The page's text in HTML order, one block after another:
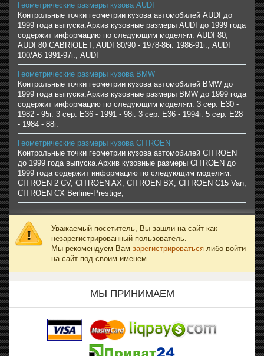
Геометрические размеры кузова AUDI
Контрольные точки геометрии кузова автомобилей AUDI до
1999 года выпуска.Архив кузовные размеры AUDI до 1999 года
содержит информацию по следующим моделям: AUDI 80,
AUDI 80 CABRIOLET, AUDI 80/90 - 1978-86г. 1986-91г., AUDI
100/A6 1991-97г., AUDI
Геометрические размеры кузова BMW
Контрольные точки геометрии кузова автомобилей BMW до
1999 года выпуска.Архив кузовные размеры BMW до 1999 года
содержит информацию по следующим моделям: 3 сер. Е30 -
1982 - 95г. 3 сер. Е36 - 1991 - 98г. 3 сер. Е36 - 1994г. 5 сер. Е28
- 1984 - 88г.
Геометрические размеры кузова CITROEN
Контрольные точки геометрии кузова автомобилей CITROEN
до 1999 года выпуска.Архив кузовные размеры CITROEN до
1999 года содержит информацию по следующим моделям:
CITROEN 2 CV, CITROEN AX, CITROEN BX, CITROEN C15 Van,
CITROEN CX Berline-Prestige,
Уважаемый посетитель, Вы зашли на сайт как
незарегистрированный пользователь.
Мы рекомендуем Вам зарегистрироваться либо войти
на сайт под своим именем.
МЫ ПРИНИМАЕМ